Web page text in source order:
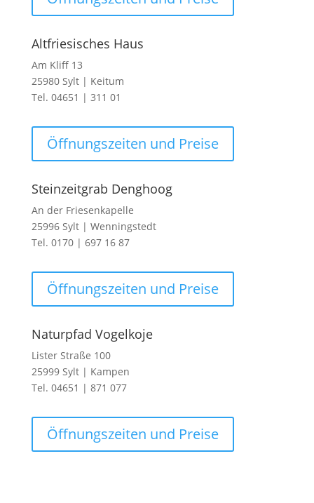
Altfriesisches Haus
Am Kliff 13
25980 Sylt | Keitum
Tel. 04651 | 311 01
Öffnungszeiten und Preise
Steinzeitgrab Denghoog
An der Friesenkapelle
25996 Sylt | Wenningstedt
Tel. 0170 | 697 16 87
Öffnungszeiten und Preise
Naturpfad Vogelkoje
Lister Straße 100
25999 Sylt | Kampen
Tel. 04651 | 871 077
Öffnungszeiten und Preise